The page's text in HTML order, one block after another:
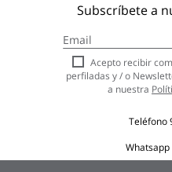
Subscríbete a
a
nuestro
boletín
de
Acepto recibir
perfiladas y / o
a nuestra
Teléfono
Whatsapp